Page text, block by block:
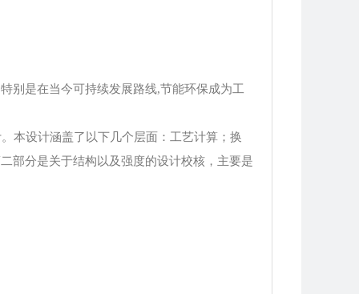
别是在当今可持续发展路线,节能环保成为工
本设计涵盖了以下几个层面：工艺计算；换
部分是关于结构以及强度的设计校核，主要是